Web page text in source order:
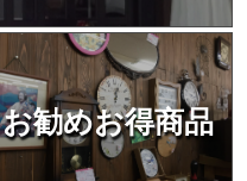
お勧めお得商品